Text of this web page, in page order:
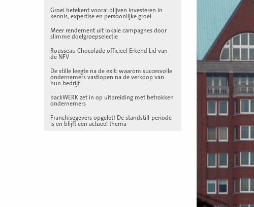
Groei betekent vooral blijven investeren in
kennis, expertise en persoonlijke groei
Meer rendement uit lokale campagnes door
slimme doelgroepselectie
Rousseau Chocolade officieel Erkend Lid van
de NFV
De stille leegte na de exit: waarom succesvolle
ondernemers vastlopen na de verkoop van
hun bedrijf
backWERK zet in op uitbreiding met betrokken
ondernemers
Franchisegevers opgelet! De standstill-periode
is en blijft een actueel thema